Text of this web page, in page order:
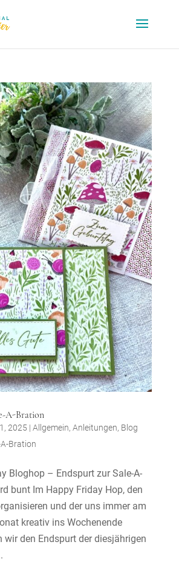
A-Bration
2025 | Allgemein, Anleitungen, Blog
Bration
Bloghop – Endspurt zur Sale-A-
bunt Im Happy Friday Hop, den
und der uns immer am
kreativ ins Wochenende
wir den Endspurt der diesjährigen